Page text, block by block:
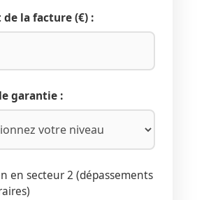
la facture (€) :
garantie :
en secteur 2 (dépassements